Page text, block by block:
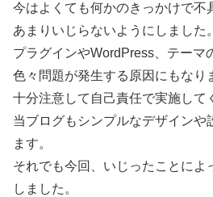
今はよくても何かのきっかけで不
あまりいじらないようにしました。
プラグインやWordPress、テーマ
色々問題が発生する原因にもなり
十分注意して自己責任で実施して
当ブログもシンプルなデザインや
ます。
それでも今回、いじったことによ
しました。